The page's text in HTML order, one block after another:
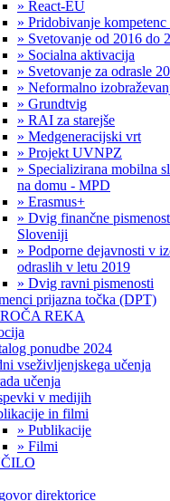
» React-EU
» Pridobivanje kompetenc
» Svetovanje od 2016 do
» Socialna aktivacija
» Svetovanje za odrasle
» Neformalno
» Grundtvig
» RAI za starejše
» Medgeneracijski vrt
» Projekt UVNPZ
» Specializirana mobilna
na domu - MPD
» Erasmus+
» Dvig finančne
Sloveniji
» Podporne dejavnosti v
odraslih v letu 2019
» Dvig ravni pismenosti
prijazna točka (DPT)
REKA
ponudbe 2024
vseživljenjskega učenja
učenja
v medijih
in filmi
» Publikacije
» Filmi
direktorice